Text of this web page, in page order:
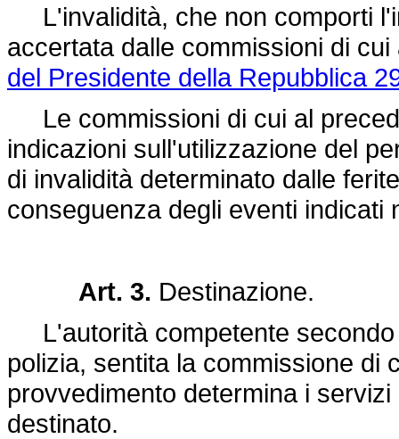
L'invalidità, che non comporti
accertata dalle commissioni di
del Presidente della Repubblica
Le commissioni di cui al
indicazioni sull'utilizzazione del
di invalidità determinato dalle
conseguenza degli eventi indicati
Art. 3. Destinazione.
L'autorità competente secondo
polizia, sentita la commissione di
provvedimento determina i
destinato.